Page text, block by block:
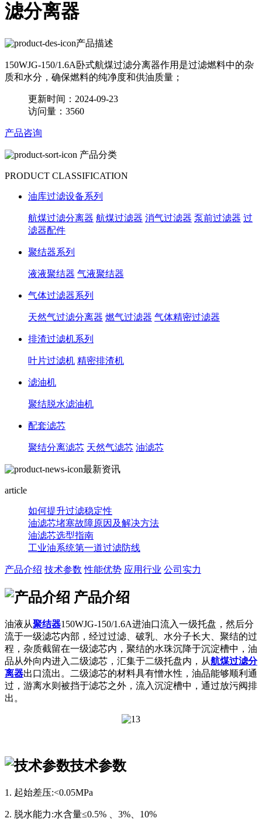
滤分离器
产品描述
150WJG-150/1.6A卧式航煤过滤分离器作用是过滤燃料中的杂
质和水分，确保燃料的纯净度和供油质量；
更新时间：2024-09-23
访问量：3560
产品咨询
产品分类
PRODUCT CLASSIFICATION
油库过滤设备系列
航煤过滤分离器 航煤过滤器 消气过滤器 泵前过滤器 过
滤器配件
聚结器系列
液液聚结器 气液聚结器
气体过滤器系列
天然气过滤分离器 燃气过滤器 气体精密过滤器
排渣过滤机系列
叶片过滤机 精密排渣机
滤油机
聚结脱水滤油机
配套滤芯
聚结分离滤芯 天然气滤芯 油滤芯
最新资讯
article
如何提升过滤稳定性
油滤芯堵塞故障原因及解决方法
油滤芯选型指南
工业油系统第一道过滤防线
产品介绍 技术参数 性能优势 应用行业 公司实力
产品介绍
油液从聚结器150WJG-150/1.6A进油口流入一级托盘，然后分
流于一级滤芯内部，经过过滤、破乳、水分子长大、聚结的过
程，杂质截留在一级滤芯内，聚结的水珠沉降于沉淀槽中，油
品从外向内进入二级滤芯，汇集于二级托盘内，从航煤过滤分
离器出口流出。二级滤芯的材料具有憎水性，油品能够顺利通
过，游离水则被挡于滤芯之外，流入沉淀槽中，通过放污阀排
出。
技术参数
1. 起始差压:<0.05MPa
2. 脱水能力:水含量≤0.5% 、3%、10%